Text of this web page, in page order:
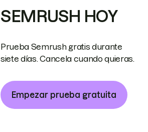
SEMRUSH HOY
Prueba Semrush gratis durante
siete días. Cancela cuando quieras.
Empezar prueba gratuita